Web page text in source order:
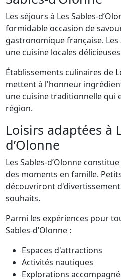
Les séjours à Les Sables-
formidable occasion de
gastronomique française. Les
une cuisine locales
Établissements culinaires de
mettent à l'honneur
une cuisine traditionnelle qui
région.
Loisirs adaptées à
d’Olonne
Les Sables-d’Olonne
des moments en famille.
découvriront
souhaits.
Parmi les expériences pour
Sables-d’Olonne :
Espaces d'attractions
Activités nautiques
Explorations